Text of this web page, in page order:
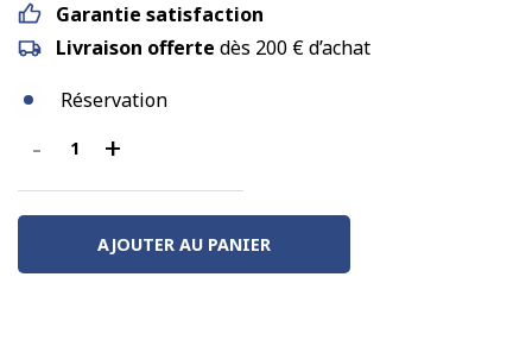
Garantie satisfaction
Livraison offerte dès 200 € d’achat
Réservation
-
quantité
de
Set
2
+
AJOUTER AU PANIER